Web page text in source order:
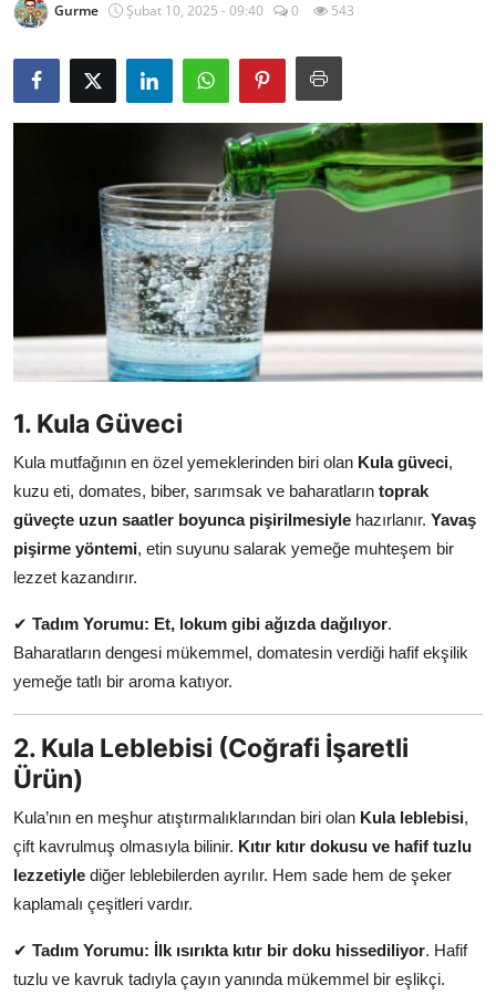
Gıda Güvenliği & Bilimi
Kalori & Diyet Rehberi
Mutfak Püf Noktaları & İpuçları
Temel Gıda ve Ürün Rehberleri
İçecek Kültürü & Barista
Yöresel Tarifler & Ev Yemekleri
Gıda Güvenliği & Sağlık
Popüler Kültür & Mutfak Tarihi
Mutfak Temizliği & Pratik Bilgiler
Anne & Bebek Beslenmesi
Gıda Sözlüğü & Nedir?
Yemek Tarifleri & Menüler
Gurme Şubat 10, 2025 - 09:40 0 543
1. Kula Güveci
Kula mutfağının en özel yemeklerinden biri olan Kula güveci,
kuzu eti, domates, biber, sarımsak ve baharatların toprak
güveçte uzun saatler boyunca pişirilmesiyle hazırlanır. Yavaş
pişirme yöntemi, etin suyunu salarak yemeğe muhteşem bir
lezzet kazandırır.
✔ Tadım Yorumu: Et, lokum gibi ağızda dağılıyor.
Baharatların dengesi mükemmel, domatesin verdiği hafif ekşilik
yemeğe tatlı bir aroma katıyor.
2. Kula Leblebisi (Coğrafi İşaretli
Ürün)
Kula’nın en meşhur atıştırmalıklarından biri olan Kula leblebisi,
çift kavrulmuş olmasıyla bilinir. Kıtır kıtır dokusu ve hafif tuzlu
lezzetiyle diğer leblebilerden ayrılır. Hem sade hem de şeker
kaplamalı çeşitleri vardır.
✔ Tadım Yorumu: İlk ısırıkta kıtır bir doku hissediliyor. Hafif
tuzlu ve kavruk tadıyla çayın yanında mükemmel bir eşlikçi.